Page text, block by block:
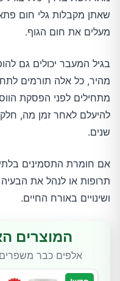
שאתן מקבלות גלי חום
מעלים את חום הגוף.
בגיל המעבר יכולים גם
מהיר, כל אלה תורמים
מתחילים לפני הפסקת
להיעלם לאחר זמן מה,
שנים.
אם חומרת התסמינים
תרופות או לנהל את
ושינויים באורח החיים.
המוצרים
אלפים כבר